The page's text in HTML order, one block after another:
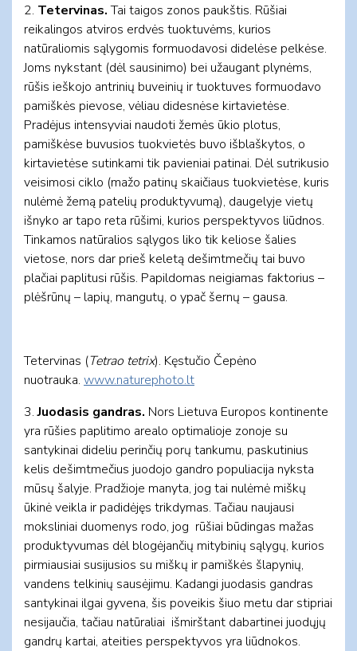
2. Tetervinas.Tai taigos zonos paukštis. Rūšiai
reikalingos atviros erdvės tuoktuvėms, kurios
natūraliomis sąlygomis formuodavosi didelėse pelkėse.
Joms nykstant (dėl sausinimo) bei užaugant plynėms,
rūšis ieškojo antrinių buveinių ir tuoktuves formuodavo
pamiškės pievose, vėliau didesnėse kirtavietėse.
Pradėjus intensyviai naudoti žemės ūkio plotus,
pamiškėse buvusios tuokvietės buvo išblaškytos, o
kirtavietėse sutinkami tik pavieniai patinai. Dėl sutrikusio
veisimosi ciklo (mažo patinų skaičiaus tuokvietėse, kuris
nulėmė žemą patelių produktyvumą), daugelyje vietų
išnyko ar tapo reta rūšimi, kurios perspektyvos liūdnos.
Tinkamos natūralios sąlygos liko tik keliose šalies
vietose, nors dar prieš keletą dešimtmečių tai buvo
plačiai paplitusi rūšis. Papildomas neigiamas faktorius –
plėšrūnų – lapių, mangutų, o ypač šernų – gausa.
Tetervinas (Tetrao tetrix). Kęstučio Čepėno
nuotrauka. www.naturephoto.lt
3.Juodasis gandras. Nors Lietuva Europos kontinente
yra rūšies paplitimo arealo optimalioje zonoje su
santykinai dideliu perinčių porų tankumu, paskutinius
kelis dešimtmečius juodojo gandro populiacija nyksta
mūsų šalyje. Pradžioje manyta, jog tai nulėmė miškų
ūkinė veikla ir padidėjęs trikdymas. Tačiau naujausi
moksliniai duomenys rodo, jog rūšiai būdingas mažas
produktyvumas dėl blogėjančių mitybinių sąlygų, kurios
pirmiausiai susijusios su miškų ir pamiškės šlapynių,
vandens telkinių sausėjimu. Kadangi juodasis gandras
santykinai ilgai gyvena, šis poveikis šiuo metu dar stipriai
nesijaučia, tačiau natūraliai išmirštant dabartinei juodųjų
gandrų kartai, ateities perspektyvos yra liūdnokos.